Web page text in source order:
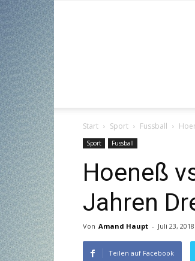
Start Sport Fussball
Sport Fussball
Hoeneß
Jahren
Von Amand Haupt - Juli 23, 2018
Teilen auf Facebook